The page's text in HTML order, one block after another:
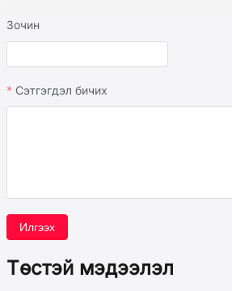
Зочин
Сэтгэгдэл бичих
Илгээх
Төстэй мэдээлэл